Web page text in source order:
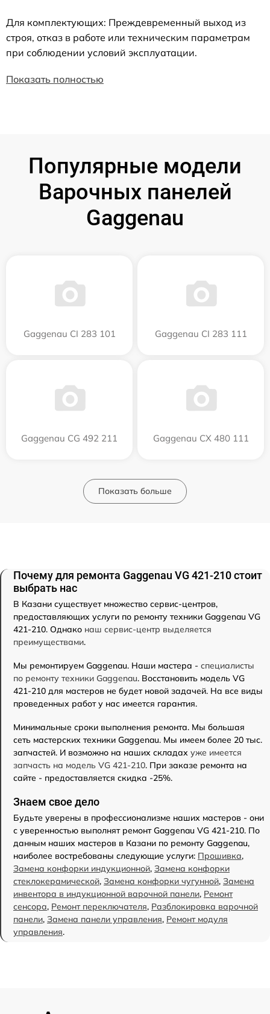
Для комплектующих: Преждевременный выход из
строя, отказ в работе или техническим параметрам
при соблюдении условий эксплуатации.
Показать полностью
Популярные модели
Варочных панелей
Gaggenau
Gaggenau CI 283 101 Gaggenau CI 283 111
Gaggenau CG 492 211 Gaggenau CX 480 111
Показать больше
Почему для ремонта Gaggenau VG 421-210 стоит
выбрать нас
В Казани существует множество сервис-центров,
предоставляющих услуги по ремонту техники Gaggenau VG
421-210. Однако наш сервис-центр выделяется
преимуществами.
Мы ремонтируем Gaggenau. Наши мастера - специалисты
по ремонту техники Gaggenau. Восстановить модель VG
421-210 для мастеров не будет новой задачей. На все виды
проведенных работ у нас имеется гарантия.
Минимальные сроки выполнения ремонта. Мы большая
сеть мастерских техники Gaggenau. Мы имеем более 20 тыс.
запчастей. И возможно на наших складах уже имеется
запчасть на модель VG 421-210. При заказе ремонта на
сайте - предоставляется скидка -25%.
Знаем свое дело
Будьте уверены в профессионализме наших мастеров - они
с уверенностью выполнят ремонт Gaggenau VG 421-210. По
данным наших мастеров в Казани по ремонту Gaggenau,
наиболее востребованы следующие услуги: Прошивка,
Замена конфорки индукционной, Замена конфорки
стеклокерамической, Замена конфорки чугунной, Замена
инвентора в индукционной варочной панели, Ремонт
сенсора, Ремонт переключателя, Разблокировка варочной
панели, Замена панели управления, Ремонт модуля
управления.